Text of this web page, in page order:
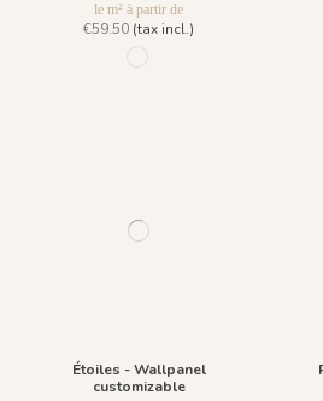
le m² à partir de
€59.50 (tax incl.)
Étoiles - Wallpanel
customizable